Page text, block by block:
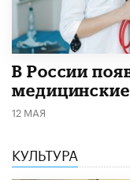
В России
12 МАЯ
КУЛЬТУРА